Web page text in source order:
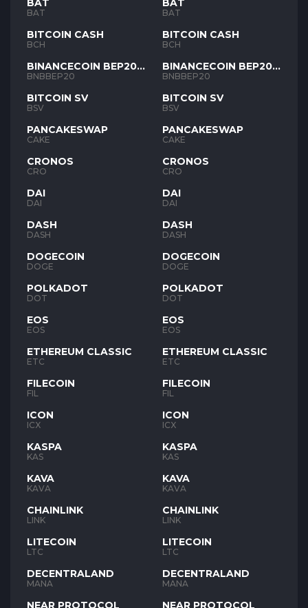
BAT
BAT
BITCOIN CASH
BCH
BINANCECOIN BEP20
BNB
BNBBEP20
BITCOIN SV
BSV
PANCAKESWAP
CAKE
CRONOS
CRO
DAI
DAI
DASH
DASH
DOGECOIN
DOGE
POLKADOT
DOT
EOS
EOS
ETHEREUM CLASSIC
ETC
FILECOIN
FIL
ICON
ICX
KASPA
KAS
KAVA
KAVA
CHAINLINK
LINK
LITECOIN
LTC
DECENTRALAND
MANA
NEAR PROTOCOL
BAT
BAT
BITCOIN CASH
BCH
BINANCECOIN BEP20
BNB
BNBBEP20
BITCOIN SV
BSV
PANCAKESWAP
CAKE
CRONOS
CRO
DAI
DAI
DASH
DASH
DOGECOIN
DOGE
POLKADOT
DOT
EOS
EOS
ETHEREUM CLASSIC
ETC
FILECOIN
FIL
ICON
ICX
KASPA
KAS
KAVA
KAVA
CHAINLINK
LINK
LITECOIN
LTC
DECENTRALAND
MANA
NEAR PROTOCOL